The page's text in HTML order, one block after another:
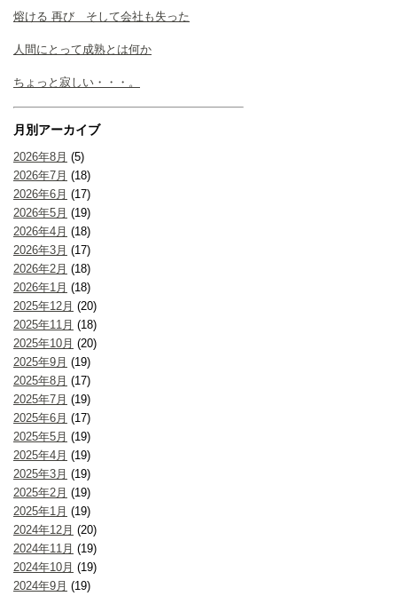
熔ける 再び そして会社も失った
人間にとって成熟とは何か
ちょっと寂しい・・・。
月別アーカイブ
2026年8月 (5)
2026年7月 (18)
2026年6月 (17)
2026年5月 (19)
2026年4月 (18)
2026年3月 (17)
2026年2月 (18)
2026年1月 (18)
2025年12月 (20)
2025年11月 (18)
2025年10月 (20)
2025年9月 (19)
2025年8月 (17)
2025年7月 (19)
2025年6月 (17)
2025年5月 (19)
2025年4月 (19)
2025年3月 (19)
2025年2月 (19)
2025年1月 (19)
2024年12月 (20)
2024年11月 (19)
2024年10月 (19)
2024年9月 (19)